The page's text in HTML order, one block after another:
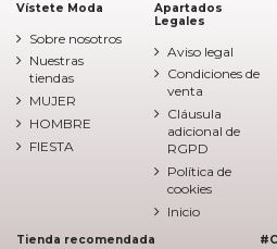
Vístete Moda
Sobre nosotros
Nuestras
tiendas
MUJER
HOMBRE
FIESTA
Apartados
Legales
Aviso legal
Condiciones de
venta
Cláusula
adicional de
RGPD
Política de
cookies
Inicio
Tienda recomendada